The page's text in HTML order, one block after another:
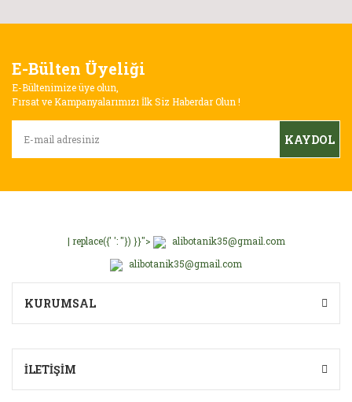
E-Bülten Üyeliği
E-Bültenimize üye olun,
Fırsat ve Kampanyalarımızı İlk Siz Haberdar Olun !
KAYDOL
| replace({' ': ''}) }}">
alibotanik35@gmail.com
alibotanik35@gmail.com
KURUMSAL
İLETİŞİM